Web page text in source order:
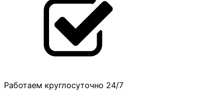
Работаем круглосуточно 24/7